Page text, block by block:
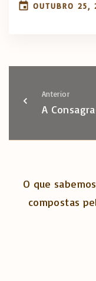
OUTUBRO 25,
Anterior
A
O que
compostas